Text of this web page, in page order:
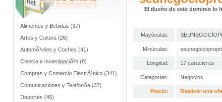
Alimentos y Bebidas (37)
Artes y Cultura (26)
AutomÃ³viles y Coches (41)
Ciencia e InvestigaciÃ³n (8)
Compras y Comercio ElectrÃ³nico (341)
Comunicaciones y TelefonÃ­a (37)
Deportes (45)
El dueño de este dominio lo
Mayúculas:
Minúculas:
Longitud: 17 caracteres
Categorías: Negocios
Precio: Realizar una